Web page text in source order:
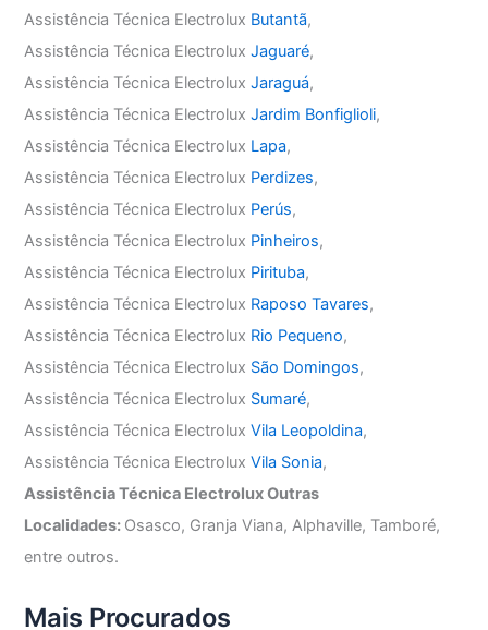
Assistência Técnica Electrolux Butantã,
Assistência Técnica ElectroluxJaguaré,
Assistência Técnica ElectroluxJaraguá,
Assistência Técnica ElectroluxJardim Bonfiglioli,
Assistência Técnica Electrolux Lapa,
Assistência Técnica Electrolux Perdizes,
Assistência Técnica Electrolux Perús,
Assistência Técnica Electrolux Pinheiros,
Assistência Técnica Electrolux Pirituba,
Assistência Técnica Electrolux Raposo Tavares,
Assistência Técnica Electrolux Rio Pequeno,
Assistência Técnica Electrolux São Domingos,
Assistência Técnica Electrolux Sumaré,
Assistência Técnica ElectroluxVila Leopoldina,
Assistência Técnica ElectroluxVila Sonia,
Assistência Técnica Electrolux Outras
Localidades: Osasco, Granja Viana, Alphaville, Tamboré,
entre outros.
Mais Procurados